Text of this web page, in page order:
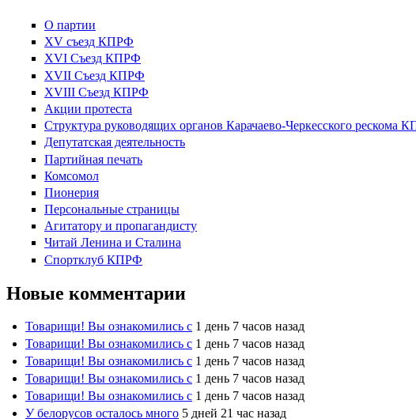
О партии
XV съезд КПРФ
XVI Съезд КПРФ
XVII Cъезд КПРФ
XVIII Cъезд КПРФ
Акции протеста
Структура руководящих органов Карачаево-Черкесского рескома
Депутатская деятельность
Партийная печать
Комсомол
Пионерия
Персональные страницы
Агитатору и пропагандисту
Читай Ленина и Сталина
Спортклуб КПРФ
Новые комментарии
Товарищи! Вы ознакомились с 1 день 7 часов назад
Товарищи! Вы ознакомились с 1 день 7 часов назад
Товарищи! Вы ознакомились с 1 день 7 часов назад
Товарищи! Вы ознакомились с 1 день 7 часов назад
Товарищи! Вы ознакомились с 1 день 7 часов назад
У белорусов осталось много 5 дней 21 час назад